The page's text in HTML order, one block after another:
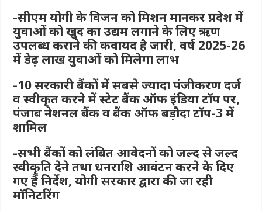
-सीएम योगी के विजन को मिशन मानकर प्रदेश में
युवाओं को खुद का उद्यम लगाने के लिए ऋण
उपलब्ध कराने की कवायद है जारी, वर्ष 2025-26
में डेढ़ लाख युवाओं को मिलेगा लाभ
-10 सरकारी बैंकों में सबसे ज्यादा पंजीकरण दर्ज
व स्वीकृत करने में स्टेट बैंक ऑफ इंडिया टॉप पर,
पंजाब नेशनल बैंक व बैंक ऑफ बड़ौदा टॉप-3 में
शामिल
-सभी बैंकों को लंबित आवेदनों को जल्द से जल्द
स्वीकृति देने तथा धनराशि आवंटन करने के दिए
गए हैं निर्देश, योगी सरकार द्वारा की जा रही
मॉनिटरिंग